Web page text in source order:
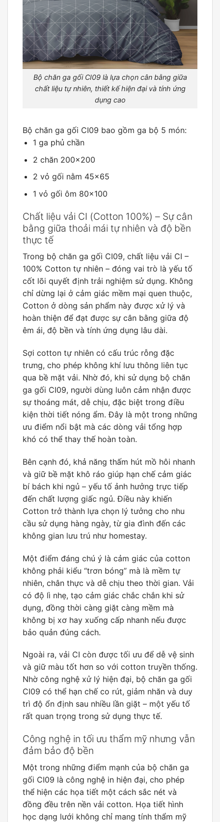
Bộ chăn ga gối CI09 là lựa chọn cân bằng giữa
chất liệu tự nhiên, thiết kế hiện đại và tính ứng
dụng cao
Bộ chăn ga gối CI09 bao gồm ga bộ 5 món:
1 ga phủ chần
2 chăn 200×200
2 vỏ gối nằm 45×65
1 vỏ gối ôm 80×100
Chất liệu vải CI (Cotton 100%) – Sự cân
bằng giữa thoải mái tự nhiên và độ bền
thực tế
Trong bộ chăn ga gối CI09, chất liệu vải CI –
100% Cotton tự nhiên – đóng vai trò là yếu tố
cốt lõi quyết định trải nghiệm sử dụng. Không
chỉ dừng lại ở cảm giác mềm mại quen thuộc,
Cotton ở dòng sản phẩm này được xử lý và
hoàn thiện để đạt được sự cân bằng giữa độ
êm ái, độ bền và tính ứng dụng lâu dài.
Sợi cotton tự nhiên có cấu trúc rỗng đặc
trưng, cho phép không khí lưu thông liên tục
qua bề mặt vải. Nhờ đó, khi sử dụng bộ chăn
ga gối CI09, người dùng luôn cảm nhận được
sự thoáng mát, dễ chịu, đặc biệt trong điều
kiện thời tiết nóng ẩm. Đây là một trong những
ưu điểm nổi bật mà các dòng vải tổng hợp
khó có thể thay thế hoàn toàn.
Bên cạnh đó, khả năng thấm hút mồ hôi nhanh
và giữ bề mặt khô ráo giúp hạn chế cảm giác
bí bách khi ngủ – yếu tố ảnh hưởng trực tiếp
đến chất lượng giấc ngủ. Điều này khiến
Cotton trở thành lựa chọn lý tưởng cho nhu
cầu sử dụng hàng ngày, từ gia đình đến các
không gian lưu trú như homestay.
Một điểm đáng chú ý là cảm giác của cotton
không phải kiểu “trơn bóng” mà là mềm tự
nhiên, chân thực và dễ chịu theo thời gian. Vải
có độ lì nhẹ, tạo cảm giác chắc chắn khi sử
dụng, đồng thời càng giặt càng mềm mà
không bị xơ hay xuống cấp nhanh nếu được
bảo quản đúng cách.
Ngoài ra, vải CI còn được tối ưu để dễ vệ sinh
và giữ màu tốt hơn so với cotton truyền thống.
Nhờ công nghệ xử lý hiện đại, bộ chăn ga gối
CI09 có thể hạn chế co rút, giảm nhăn và duy
trì độ ổn định sau nhiều lần giặt – một yếu tố
rất quan trọng trong sử dụng thực tế.
Công nghệ in tối ưu thẩm mỹ nhưng vẫn
đảm bảo độ bền
Một trong những điểm mạnh của bộ chăn ga
gối CI09 là công nghệ in hiện đại, cho phép
thể hiện các họa tiết một cách sắc nét và
đồng đều trên nền vải cotton. Họa tiết hình
học dạng lưới không chỉ mang tính thẩm mỹ